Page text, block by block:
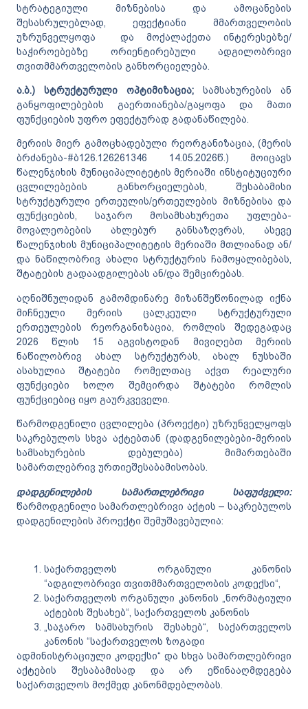
სტრატეგიული მიზნებისა და ამოცანების
შესასრულებლად, ეფექტიანი მმართველობის
უზრუნველყოფა და მოქალაქეთა ინტერესებზე/
საჭიროებებზე ორიენტირებული ადგილობრივი
თვითმმართველობის განხორციელება.
ა.ბ.) სტრუქტურული ოპტიმიზაცია; სამსახურების ან
განყოფილებების გაერთიანება/გაყოფა და მათი
ფუნქციების უფრო ეფექტურად გადანაწილება.
მერიის მიერ გამოცხადებული რეორგანიზაცია, (მერის
ბრძანება-#ბ126.126261346 14.05.2026წ.) მოიცავს
წალენჯიხის მუნიციპალიტეტის მერიაში ინსტიტუციური
ცვლილებების განხორციელებას, შესაბამისი
სტრუქტურული ერთეულის/ერთეულების მიზნებისა და
ფუნქციების, საჯარო მოსამსახურეთა უფლება-
მოვალეობების ახლებურ განსაზღვრას, ასევე
წალენჯიხის მუნიციპალიტეტის მერიაში მთლიანად ან/
და ნაწილობრივ ახალი სტრუქტურის ჩამოყალიბებას,
შტატების გადაადგილებას ან/და შემცირებას.
აღნიშნულიდან გამომდინარე მიზანშეწონილად იქნა
მიჩნეული მერიის ცალკეული სტრუქტურული
ერთეულების რეორგანიზაცია, რომლის შედეგადაც
2026 წლის 15 აგვისტოდან მივიღებთ მერიის
ნაწილობრივ ახალ სტრუქტურას, ახალ ნუსხაში
ასახულია შტატები რომელთაც აქვთ რეალური
ფუნქციები ხოლო შემცირდა შტატები რომლის
ფუნქციებიც იყო გაურკვეველი.
წარმოდგენილი ცვლილება (პროექტი) უზრუნველყოფს
საკრებულოს სხვა აქტებთან (დადგენილებები-მერიის
სამსახურების დებულება) მიმართებაში
სამართლებრივ ურთიეშესაბამისობას.
დადგენილების სამართლებრივი საფუძველი:
წარმოდგენილი სამართლებრივი აქტის – საკრებულოს
დადგენილების პროექტი შემუშავებულია:
საქართველოს ორგანული კანონის
“ადგილობრივი თვითმმართველობის კოდექსი“,
საქართველოს ორგანული კანონის „ნორმატიული
აქტების შესახებ“, საქართველოს კანონის
„საჯარო სამსახურის შესახებ“, საქართველოს
კანონის “საქართველოს ზოგადი
ადმინისტრაციული კოდექსი“ და სხვა სამართლებრივი
აქტების შესაბამისად და არ ეწინააღმდეგება
საქართველოს მოქმედ კანონმდებლობას.